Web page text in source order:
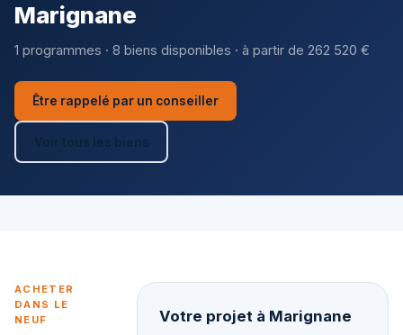
Marignane
1 programmes · 8 biens disponibles · à partir de 262 520 €
Être rappelé par un conseiller
Voir tous les biens
ACHETER
DANS LE
NEUF
Votre projet à Marignane